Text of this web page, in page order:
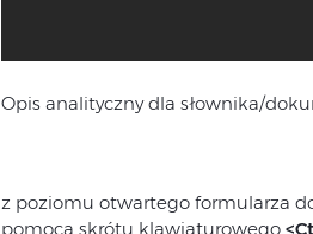
Opis analityczny dla słownika/
z poziomu otwartego formularza
pomocą skrótu klawiaturowego